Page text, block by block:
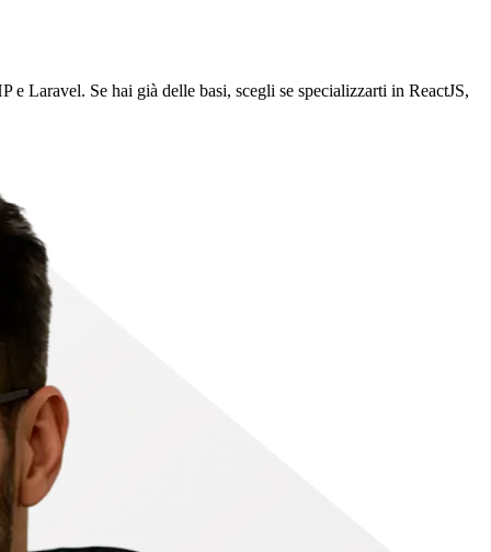
Laravel. Se hai già delle basi, scegli se specializzarti in ReactJS,